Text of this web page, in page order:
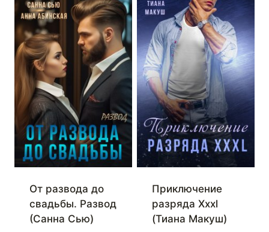
От развода до
свадьбы. Развод
(Санна Сью)
Приключение
разряда Xxxl
(Тиана Макуш)